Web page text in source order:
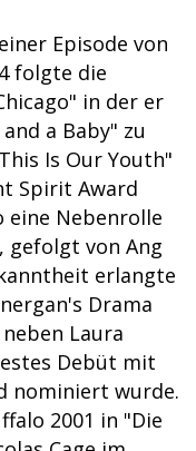
Episode von
folgte die
in der er
a Baby" zu
Is Our Youth"
Spirit Award
eine Nebenrolle
gefolgt von Ang
erlangte
Drama
Laura
Debüt mit
nominiert wurde.
2001 in "Die